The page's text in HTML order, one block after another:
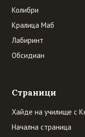
Колибри
Кралица Маб
Лабиринт
Обсидиан
Страници
Хайде на училище с
Начална страница